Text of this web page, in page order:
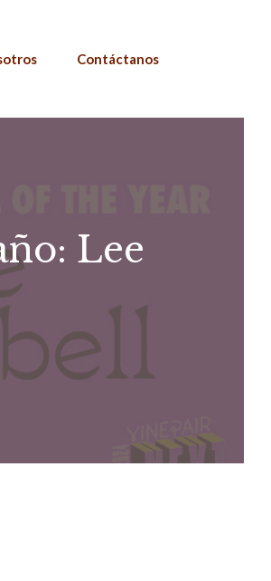
Contáctanos
Lee